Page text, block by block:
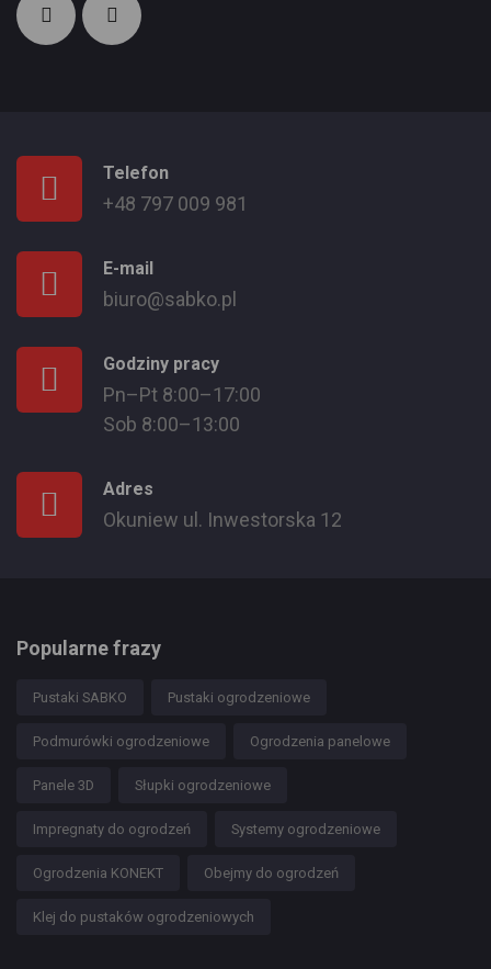
Telefon
+48 797 009 981
E-mail
biuro@sabko.pl
Godziny pracy
Pn–Pt 8:00–17:00
Sob 8:00–13:00
Adres
Okuniew ul. Inwestorska 12
Popularne frazy
Pustaki SABKO Pustaki ogrodzeniowe
Podmurówki ogrodzeniowe Ogrodzenia panelowe
Panele 3D Słupki ogrodzeniowe
Impregnaty do ogrodzeń Systemy ogrodzeniowe
Ogrodzenia KONEKT Obejmy do ogrodzeń
Klej do pustaków ogrodzeniowych